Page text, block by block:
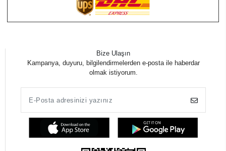
Bize Ulaşın
Kampanya, duyuru, bilgilendirmelerden e-posta ile haberdar
olmak istiyorum.